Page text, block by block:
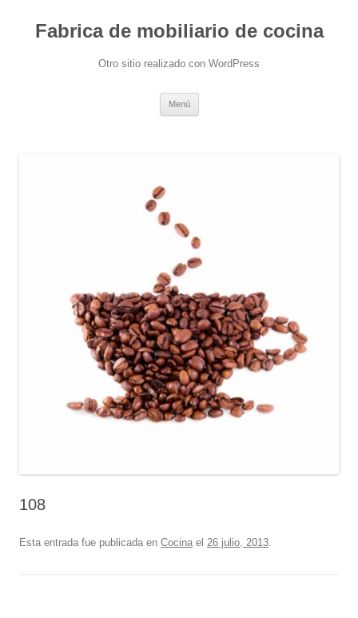
Fabrica de mobiliario de cocina
Otro sitio realizado con WordPress
Menú
108
Esta entrada fue publicada en Cocina el 26 julio, 2013.